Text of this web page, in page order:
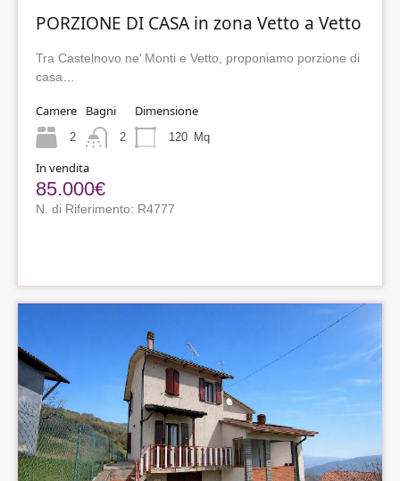
PORZIONE DI CASA in zona Vetto a Vetto
Tra Castelnovo ne’ Monti e Vetto, proponiamo porzione di
casa…
Camere
2
Bagni
2
Dimensione
120 Mq
In vendita
85.000€
N. di Riferimento: R4777